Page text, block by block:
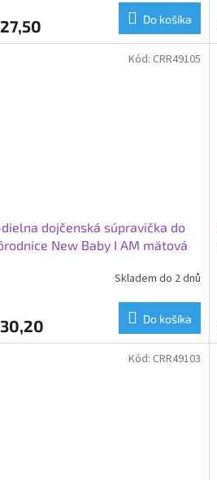
Do košíka
dojčenská súpravička do
New Baby I AM mätová
Skladem do 2 dnů
Do košíka
Kód: CRR49105
Kód: CRR49103